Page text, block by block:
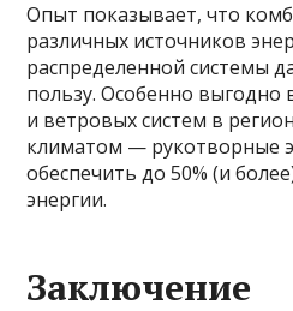
Опыт показывает, что
различных источников
распределенной системы
пользу. Особенно выгодно
и ветровых систем в
климатом — рукотворные
обеспечить до 50% (и
энергии.
Заключение